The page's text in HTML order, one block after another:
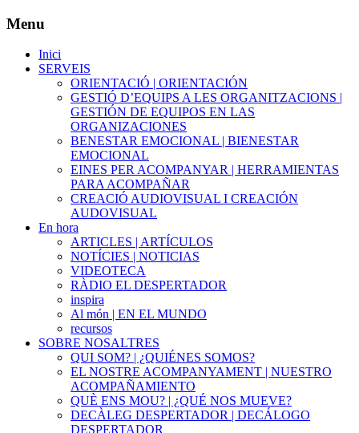
Menu
Inici
SERVEIS
ORIENTACIÓ | ORIENTACIÓN
GESTIÓ D’EQUIPS A LES ORGANITZACIONS |
GESTIÓN DE EQUIPOS EN LAS
ORGANIZACIONES
BENESTAR EMOCIONAL | BIENESTAR
EMOCIONAL
EINES PER ACOMPANYAR | HERRAMIENTAS
PARA ACOMPAÑAR
CREACIÓ AUDIOVISUAL I CREACIÓN
AUDOVISUAL
En hora
ARTICLES | ARTÍCULOS
NOTÍCIES | NOTICIAS
VIDEOTECA
RÀDIO EL DESPERTADOR
inspira
Al món | EN EL MUNDO
recursos
SOBRE NOSALTRES
QUI SOM? | ¿QUIÉNES SOMOS?
EL NOSTRE ACOMPANYAMENT | NUESTRO
ACOMPAÑAMIENTO
QUÈ ENS MOU? | ¿QUÉ NOS MUEVE?
DECÀLEG DESPERTADOR | DECÁLOGO
DESPERTADOR